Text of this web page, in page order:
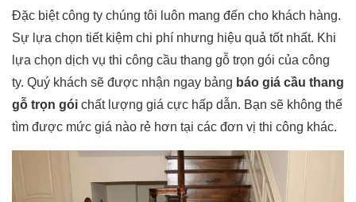
Đặc biệt công ty chúng tôi luôn mang đến cho khách hàng.
Sự lựa chọn tiết kiệm chi phí nhưng hiệu quả tốt nhất. Khi
lựa chọn dịch vụ thi công cầu thang gỗ trọn gói của công
ty. Quý khách sẽ được nhận ngay bảng báo giá cầu thang
gỗ trọn gói chất lượng giá cực hấp dẫn. Bạn sẽ không thể
tìm được mức giá nào rẻ hơn tại các đơn vị thi công khác.